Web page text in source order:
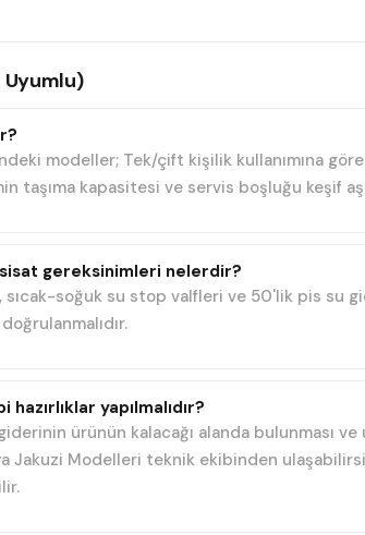
Uyumlu)
modeller; Tek/çift kişilik kullanımına
taşıma kapasitesi ve servis boşluğu keşif
gereksinimleri nelerdir?
sıcak-soğuk su stop valfleri ve 50'lik pis
yapılmalıdır?
ürünün kalacağı alanda bulunması
Jakuzi Modelleri teknik ekibinden